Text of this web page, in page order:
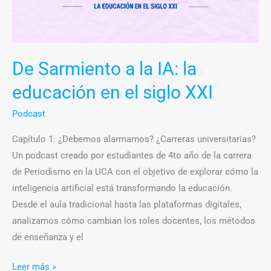
De Sarmiento a la IA: la
educación en el siglo XXI
Podcast
Capítulo 1: ¿Debemos alarmarnos? ¿Carreras universitarias?
Un podcast creado por estudiantes de 4to año de la carrera
de Periodismo en la UCA con el objetivo de explorar cómo la
inteligencia artificial está transformando la educación.
Desde el aula tradicional hasta las plataformas digitales,
analizamos cómo cambian los roles docentes, los métodos
de enseñanza y el
Leer más »